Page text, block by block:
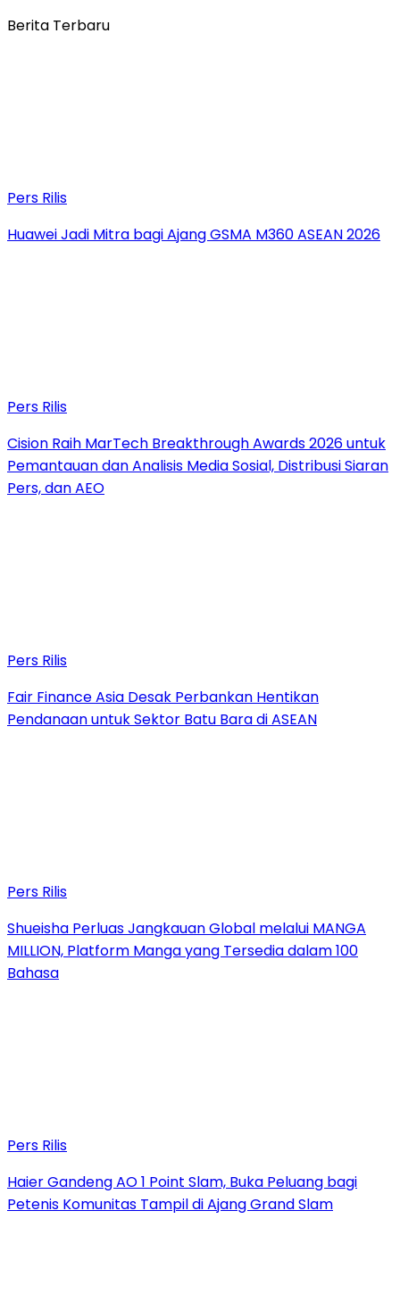
Berita Terbaru
Pers Rilis
Huawei Jadi Mitra bagi Ajang GSMA M360 ASEAN 2026
Pers Rilis
Cision Raih MarTech Breakthrough Awards 2026 untuk
Pemantauan dan Analisis Media Sosial, Distribusi Siaran
Pers, dan AEO
Pers Rilis
Fair Finance Asia Desak Perbankan Hentikan
Pendanaan untuk Sektor Batu Bara di ASEAN
Pers Rilis
Shueisha Perluas Jangkauan Global melalui MANGA
MILLION, Platform Manga yang Tersedia dalam 100
Bahasa
Pers Rilis
Haier Gandeng AO 1 Point Slam, Buka Peluang bagi
Petenis Komunitas Tampil di Ajang Grand Slam